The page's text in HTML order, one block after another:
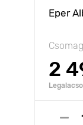
Eper
2